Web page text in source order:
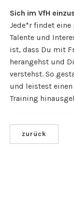
Sich im VfH
Jede*r findet eine
Talente und
ist, dass Du mit
herangehst und
verstehst. So
und leistest
Training
zurück